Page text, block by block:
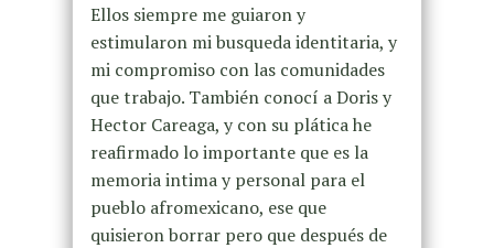
Ellos siempre me guiaron y
estimularon mi busqueda identitaria, y
mi compromiso con las comunidades
que trabajo. También conocí a Doris y
Hector Careaga, y con su plática he
reafirmado lo importante que es la
memoria intima y personal para el
pueblo afromexicano, ese que
quisieron borrar pero que después de